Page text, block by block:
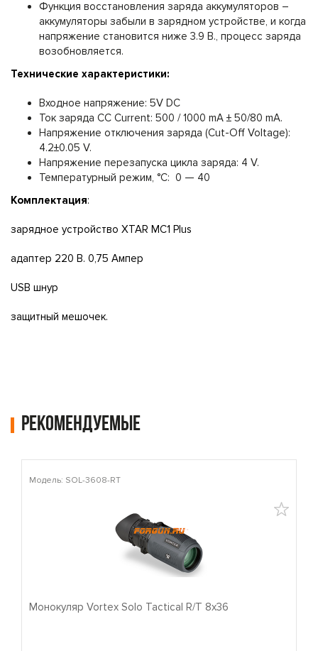
Функция восстановления заряда аккумуляторов –
аккумуляторы забыли в зарядном устройстве, и когда
напряжение становится ниже 3.9 В., процесс заряда
возобновляется.
Технические характеристики:
Входное напряжение: 5V DC
Ток заряда CC Current: 500 / 1000 mA ± 50/80 mA.
Напряжение отключения заряда (Cut-Off Voltage):
4.2±0.05 V.
Напряжение перезапуска цикла заряда: 4 V.
Температурный режим, °С: 0 — 40
Комплектация:
зарядное устройство XTAR MC1 Plus
адаптер 220 В. 0,75 Ампер
USB шнур
защитный мешочек.
Рекомендуемые
Модель: SOL-3608-RT
Монокуляр Vortex Solo Tactical R/T 8x36